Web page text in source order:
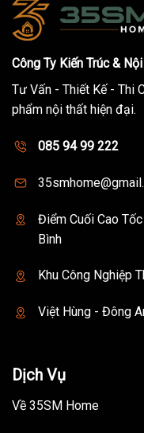
Công Ty Kiến Trúc &
Tư Vấn - Thiết Kế - Thi
phẩm nội thất hiện đại.
085 94 99 222
Điểm Cuối Cao
Bình
Khu Công Nghiệp
Việt Hùng - Đông
Dịch Vụ
Về 35SM Home